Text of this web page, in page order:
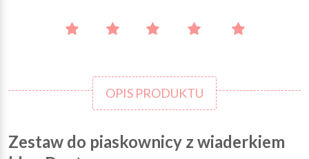
OPIS PRODUKTU
Zestaw do piaskownicy z wiaderkiem